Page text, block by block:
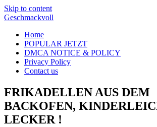
Skip to content
Geschmackvoll
Home
POPULAR JETZT
DMCA NOTICE & POLICY
Privacy Policy
Contact us
FRIKADELLEN AUS DEM
BACKOFEN,
LECKER !